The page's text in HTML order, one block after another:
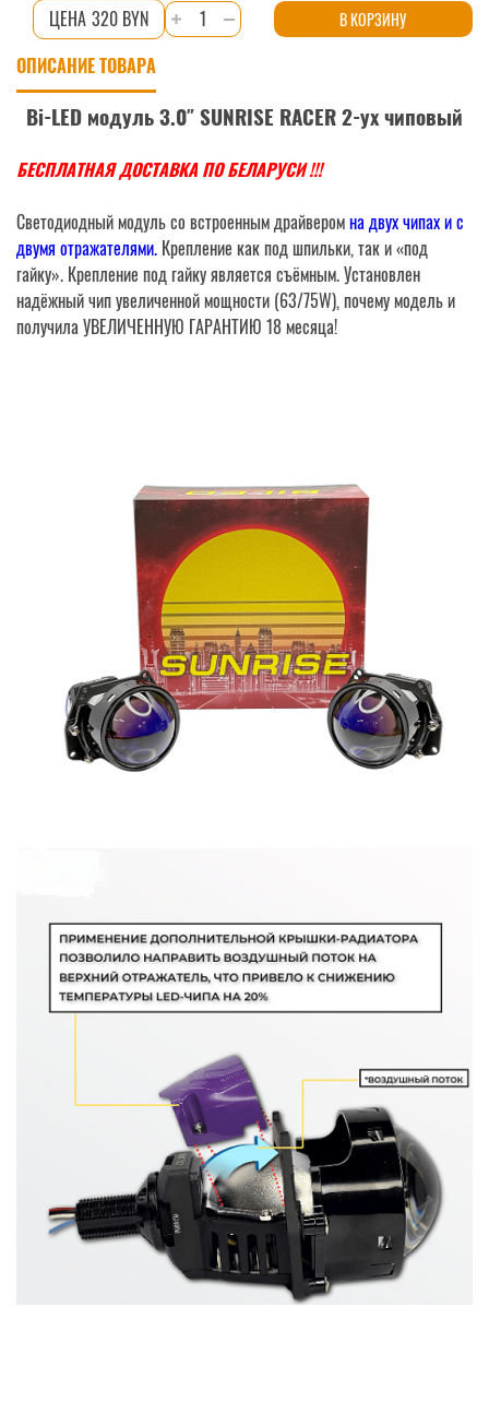
320 BYN
Количество
товара
модуль
SUNRISE
2-
ух
чиповый
В КОРЗИНУ
ОПИСАНИЕ ТОВАРА
Bi-LED модуль 3.0″ SUNRISE RACER 2-ух чиповый
БЕСПЛАТНАЯ ДОСТАВКА ПО БЕЛАРУСИ !!!
Светодиодный модуль со встроенным драйверомна двух чипах и с
двумя отражателями. Крепление как под шпильки, так и «под
гайку». Крепление под гайку является съёмным. Установлен
надёжный чип увеличенной мощности (63/75W), почему модель и
получила УВЕЛИЧЕННУЮ ГАРАНТИЮ 18 месяца!